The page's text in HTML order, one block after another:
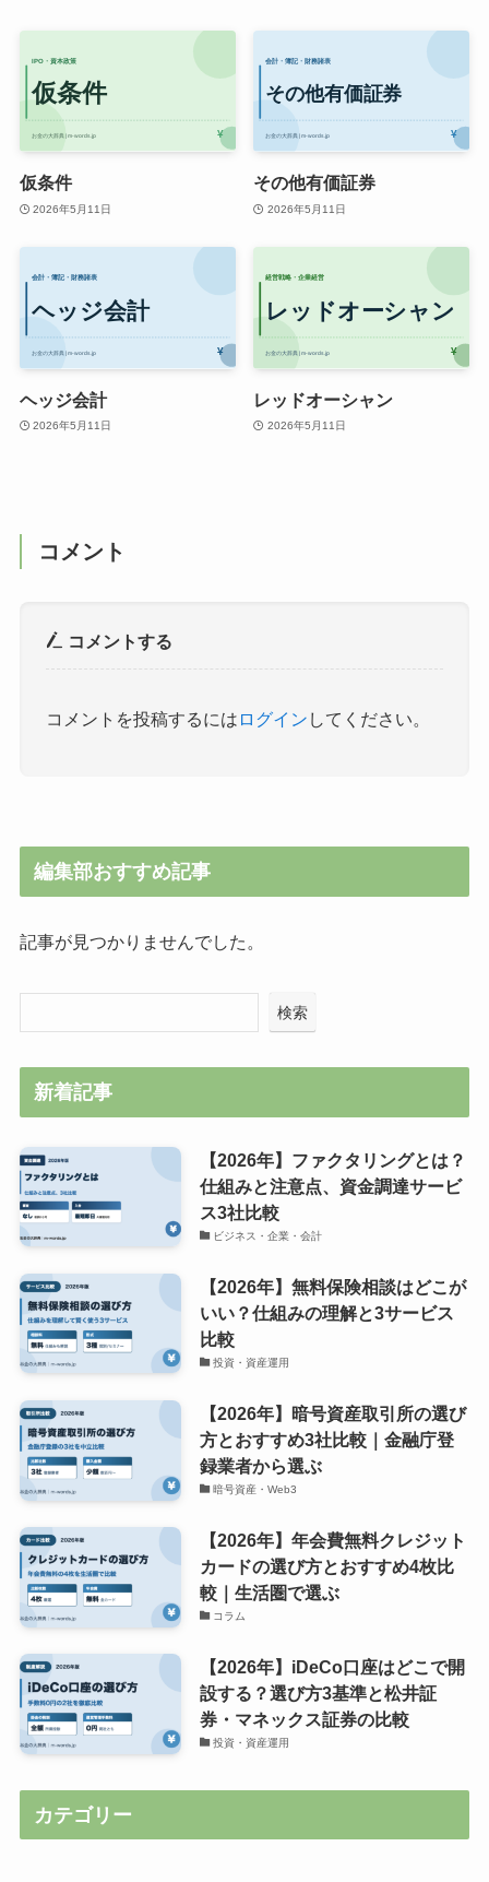
仮条件
2026年5月11日
その他有価証券
2026年5月11日
ヘッジ会計
2026年5月11日
レッドオーシャン
2026年5月11日
コメント
コメントする
コメントを投稿するには ログイン してください。
編集部おすすめ記事
記事が見つかりませんでした。
検索
新着記事
【2026年】ファクタリングとは？
仕組みと注意点、資金調達サービ
ス3社比較
ビジネス・企業・会計
【2026年】無料保険相談はどこが
いい？仕組みの理解と3サービス
比較
投資・資産運用
【2026年】暗号資産取引所の選び
方とおすすめ3社比較｜金融庁登
録業者から選ぶ
暗号資産・Web3
【2026年】年会費無料クレジット
カードの選び方とおすすめ4枚比
較｜生活圏で選ぶ
コラム
【2026年】iDeCo口座はどこで開
設する？選び方3基準と松井証
券・マネックス証券の比較
投資・資産運用
カテゴリー